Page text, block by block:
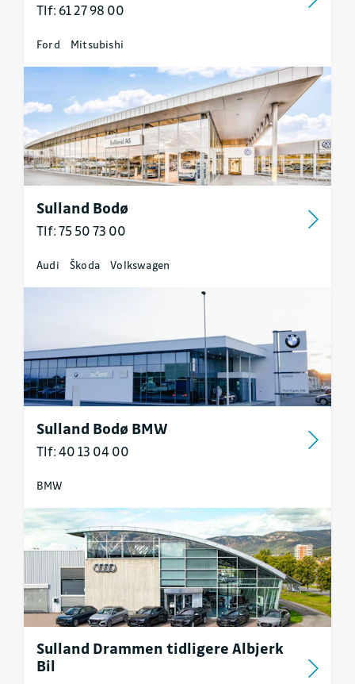
Tlf: 61 27 98 00
Ford Mitsubishi
Sulland Bodø
Tlf: 75 50 73 00
Audi Škoda Volkswagen
Sulland Bodø BMW
Tlf: 40 13 04 00
BMW
Sulland Drammen tidligere Albjerk
Bil